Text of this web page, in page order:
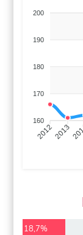
200
190
180
170
160
20122013
18,7%